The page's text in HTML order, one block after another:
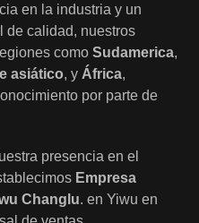
en la industria y un
de calidad, nuestros
como Sudamerica,
asiático, y África,
por parte de
presencia en el
Empresa
Changlu. en Yiwu en